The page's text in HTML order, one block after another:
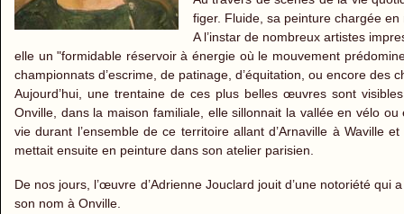
figer. Fluide, sa peinture chargée
A l’instar de nombreux artistes
elle un "formidable réservoir à énergie où le mouvement
championnats d’escrime, de patinage, d’équitation, ou encore des
Aujourd’hui, une trentaine de ces plus belles œuvres sont
Onville, dans la maison familiale, elle sillonnait la vallée en vélo
vie durant l’ensemble de ce territoire allant d’Arnaville à Waville
mettait ensuite en peinture dans son atelier parisien.
De nos jours, l’œuvre d’Adrienne Jouclard jouit d’une notoriété
son nom à Onville.